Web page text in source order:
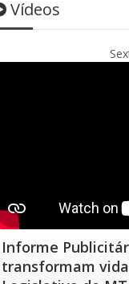
Vídeos
Informe
transformam